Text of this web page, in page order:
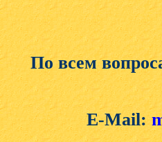
По всем
E-Mail: